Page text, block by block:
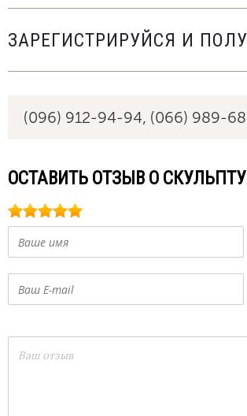
ЗАРЕГИСТРИРУЙСЯ И
(096) 912-94-94, (066) 989-
ОСТАВИТЬ ОТЗЫВ О